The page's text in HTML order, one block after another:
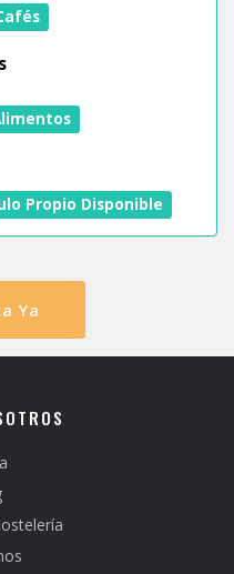
Propio Disponible
Ya